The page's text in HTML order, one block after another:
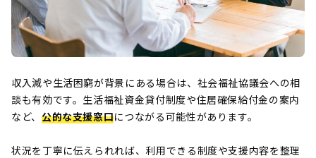
収入減や生活困窮が背景にある場合は、社会福祉協議会への相
談も有効です。生活福祉資金貸付制度や住居確保給付金の案内
など、 公的な支援窓口につながる可能性があります。
状況を丁寧に伝えられれば、利用できる制度や支援内容を整理